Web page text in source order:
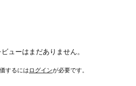
ューはまだありません。
するには ログインが必要です。